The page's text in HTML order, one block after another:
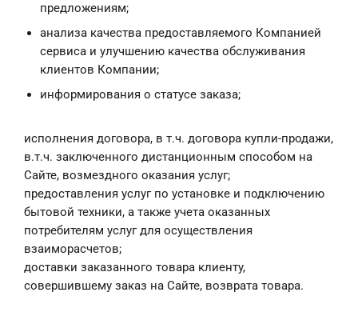
предложениям;
анализа качества предоставляемого Компанией
сервиса и улучшению качества обслуживания
клиентов Компании;
информирования о статусе заказа;
исполнения договора, в т.ч. договора купли-продажи,
в.т.ч. заключенного дистанционным способом на
Сайте, возмездного оказания услуг;
предоставления услуг по установке и подключению
бытовой техники, а также учета оказанных
потребителям услуг для осуществления
взаиморасчетов;
доставки заказанного товара клиенту,
совершившему заказ на Сайте, возврата товара.